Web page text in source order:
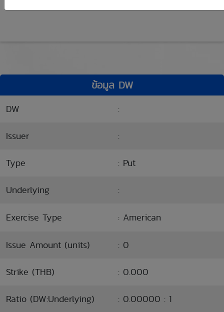
ข้อมูล DW
DW :
Issuer :
Type : Put
Underlying :
Exercise Type : American
Issue Amount (units) : 0
Strike (THB) : 0.000
Ratio (DW:Underlying) : 0.00000 : 1